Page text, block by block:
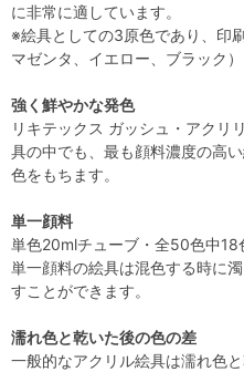
に非常に適しています。
※絵具としての3原色であり、印
マゼンタ、イエロー、ブラック）
強く鮮やかな発色
リキテックス ガッシュ・アクリ
具の中でも、最も顔料濃度の高
色をもちます。
単一顔料
単色20mlチューブ・全50色中18
単一顔料の絵具は混色する時に
すことができます。
濡れ色と乾いた後の色の差
一般的なアクリル絵具は濡れ色